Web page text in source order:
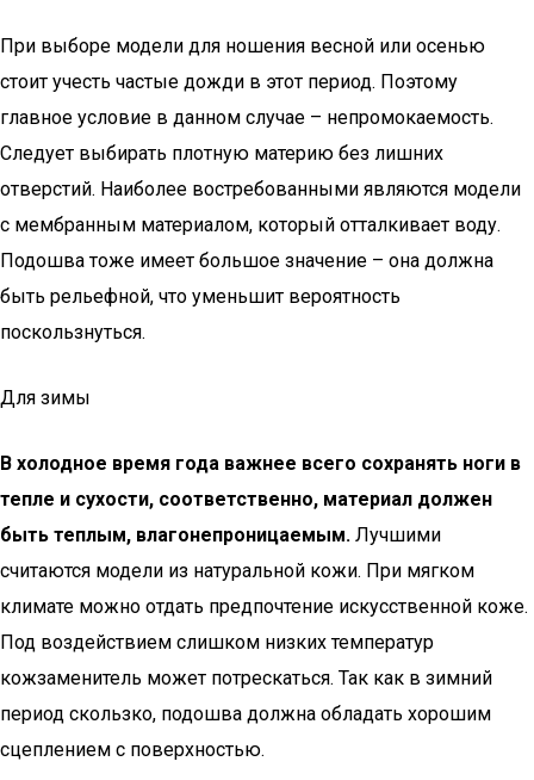
При выборе модели для ношения весной или осенью
стоит учесть частые дожди в этот период. Поэтому
главное условие в данном случае – непромокаемость.
Следует выбирать плотную материю без лишних
отверстий. Наиболее востребованными являются модели
с мембранным материалом, который отталкивает воду.
Подошва тоже имеет большое значение – она должна
быть рельефной, что уменьшит вероятность
поскользнуться.
Для зимы
В холодное время года важнее всего сохранять ноги в
тепле и сухости, соответственно, материал должен
быть теплым, влагонепроницаемым. Лучшими
считаются модели из натуральной кожи. При мягком
климате можно отдать предпочтение искусственной коже.
Под воздействием слишком низких температур
кожзаменитель может потрескаться. Так как в зимний
период скользко, подошва должна обладать хорошим
сцеплением с поверхностью.